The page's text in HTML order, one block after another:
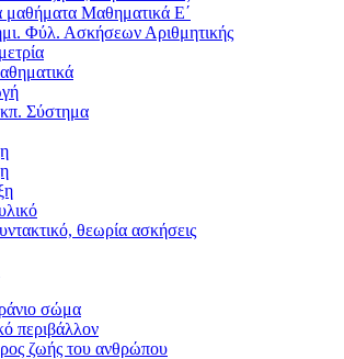
μαθήματα Μαθηματικά Ε΄
Φύλ. Ασκήσεων Αριθμητικής
Σύστημα
θεωρία ασκήσεις
σώμα
περιβάλλον
ζωής του ανθρώπου